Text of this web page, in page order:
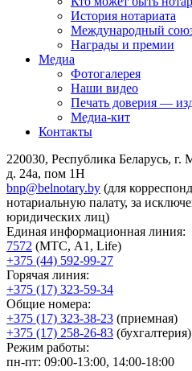
История нотариата
Международный
Награды и премии
Медиа
Фотогалерея
Наши видео
Печать доверия —
Медиа-кит
Контакты
220030, Республика Беларусь, г.
д. 24а, пом 1Н
bnp@belnotary.by (для
нотариальную палату, за
юридических лиц)
Единая информационная линия:
7572 (МТС, A1, Life)
+375 (44) 592-99-27
Горячая линия:
+375 (17) 323-59-34
Общие номера:
+375 (17) 323-38-23 (приемная)
+375 (17) 258-26-83 (бухгалтерия)
Режим работы:
пн-пт: 09:00-13:00, 14:00-18:00